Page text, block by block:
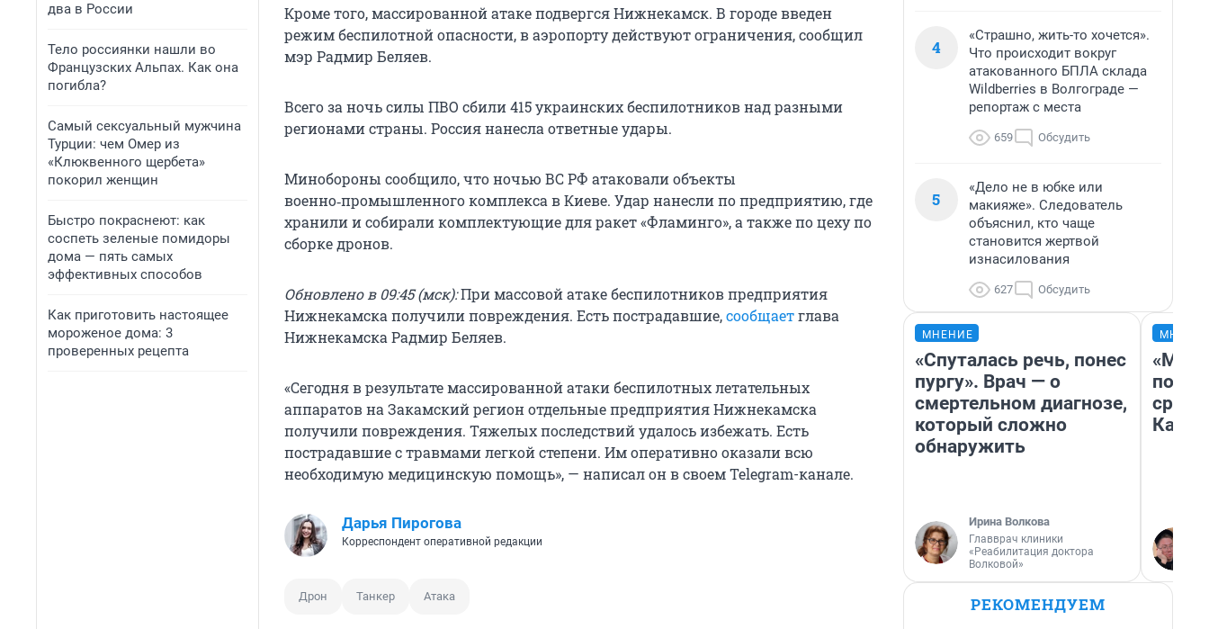
два в России
Тело россиянки нашли во
Французских Альпах. Как она
погибла?
Самый сексуальный мужчина
Турции: чем Омер из
«Клюквенного щербета»
покорил женщин
Быстро покраснеют: как
соспеть зеленые помидоры
дома — пять самых
эффективных способов
Как приготовить настоящее
мороженое дома: 3
проверенных рецепта
Кроме того, массированной атаке подвергся Нижнекамск. В городе введен
режим беспилотной опасности, в аэропорту действуют ограничения, сообщил
мэр Радмир Беляев.
Всего за ночь силы ПВО сбили 415 украинских беспилотников над разными
регионами страны. Россия нанесла ответные удары.
Минобороны сообщило, что ночью ВС РФ атаковали объекты
военно‑промышленного комплекса в Киеве. Удар нанесли по предприятию, где
хранили и собирали комплектующие для ракет «Фламинго», а также по цеху по
сборке дронов.
Обновлено в 09:45 (мск):При массовой атаке беспилотников предприятия
Нижнекамска получили повреждения. Есть пострадавшие,сообщаетглава
Нижнекамска Радмир Беляев.
«Сегодня в результате массированной атаки беспилотных летательных
аппаратов на Закамский регион отдельные предприятия Нижнекамска
получили повреждения. Тяжелых последствий удалось избежать. Есть
пострадавшие с травмами легкой степени. Им оперативно оказали всю
необходимую медицинскую помощь», — написал он в своем Telegram-канале.
Дарья Пирогова
Корреспондент оперативной редакции
Дрон Танкер Атака
4
«Страшно, жить-то хочется».
Что происходит вокруг
атакованного БПЛА склада
Wildberries в Волгограде —
репортаж с места
659 Обсудить
5
«Дело не в юбке или
макияже». Следователь
объяснил, кто чаще
становится жертвой
изнасилования
627 Обсудить
МНЕНИЕ
«Спуталась речь, понес
пургу». Врач — о
смертельном диагнозе,
который сложно
обнаружить
Ирина Волкова
Главврач клиники
«Реабилитация доктора
Волковой»
РЕКОМЕНДУЕМ